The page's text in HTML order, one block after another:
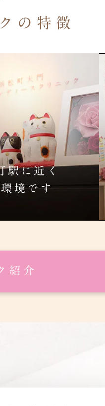
の特徴
駅に近く
境です
紹介